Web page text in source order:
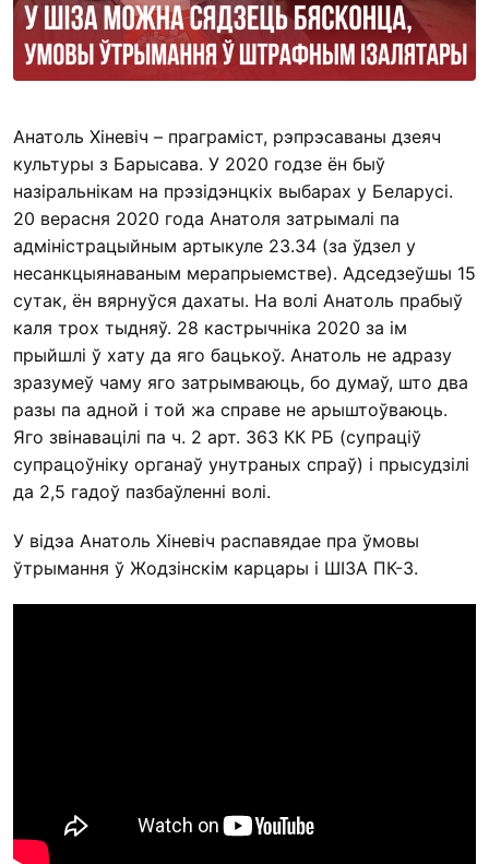
Анатоль Хіневіч – праграміст, рэпрэсаваны дзеяч
культуры з Барысава. У 2020 годзе ён быў
назіральнікам на прэзідэнцкіх выбарах у Беларусі.
20 верасня 2020 года Анатоля затрымалі па
адміністрацыйным артыкуле 23.34 (за ўдзел у
несанкцыянаваным мерапрыемстве). Адседзеўшы 15
сутак, ён вярнуўся дахаты. На волі Анатоль прабыў
каля трох тыдняў. 28 кастрычніка 2020 за ім
прыйшлі ў хату да яго бацькоў. Анатоль не адразу
зразумеў чаму яго затрымваюць, бо думаў, што два
разы па адной і той жа справе не арыштоўваюць.
Яго звінавацілі па ч. 2 арт. 363 КК РБ (супраціў
супрацоўніку органаў унутраных спраў) і прысудзілі
да 2,5 гадоў пазбаўленні волі.
У відэа Анатоль Хіневіч распавядае пра ўмовы
ўтрымання ў Жодзінскім карцары і ШІЗА ПК-3.